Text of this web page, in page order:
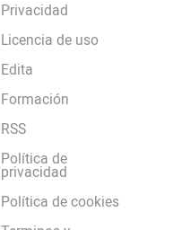
Privacidad
Licencia de uso
Edita
Formación
RSS
Política de
privacidad
Política de cookies